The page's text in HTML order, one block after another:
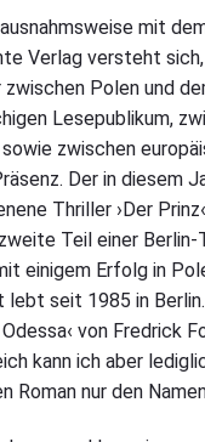
mit
Verlag versteht
zwischen Polen und
Lesepublikum,
zwischen
Der in diesem
Thriller ›Der
Teil einer Berlin-
einigem Erfolg in
seit 1985 in
von Fredrick
kann ich aber
Roman nur den